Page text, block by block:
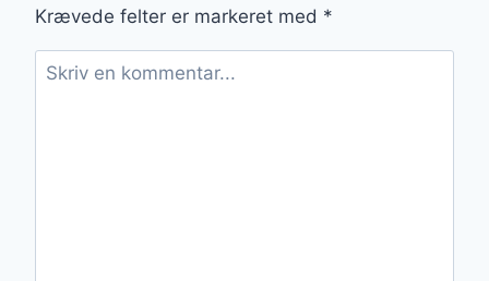
Krævede felter er markeret med *